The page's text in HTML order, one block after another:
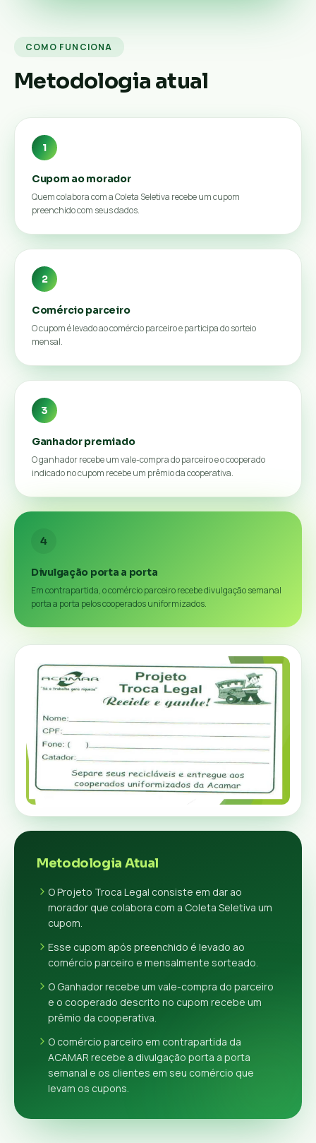
COMO FUNCIONA
Metodologia atual
1
Cupom ao morador
Quem colabora com a Coleta Seletiva recebe um cupom
preenchido com seus dados.
2
Comércio parceiro
O cupom é levado ao comércio parceiro e participa do sorteio
mensal.
3
Ganhador premiado
O ganhador recebe um vale-compra do parceiro e o cooperado
indicado no cupom recebe um prêmio da cooperativa.
4
Divulgação porta a porta
Em contrapartida, o comércio parceiro recebe divulgação semanal
porta a porta pelos cooperados uniformizados.
Metodologia Atual
O Projeto Troca Legal consiste em dar ao
morador que colabora com a Coleta Seletiva um
cupom.
Esse cupom após preenchido é levado ao
comércio parceiro e mensalmente sorteado.
O Ganhador recebe um vale-compra do parceiro
e o cooperado descrito no cupom recebe um
prêmio da cooperativa.
O comércio parceiro em contrapartida da
ACAMAR recebe a divulgação porta a porta
semanal e os clientes em seu comércio que
levam os cupons.